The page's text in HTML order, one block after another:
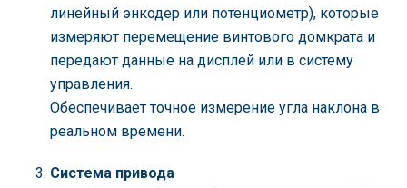
линейный энкодер или потенциометр), которые
измеряют перемещение винтового домкрата и
передают данные на дисплей или в систему
управления.
Обеспечивает точное измерение угла наклона в
реальном времени.
Система привода